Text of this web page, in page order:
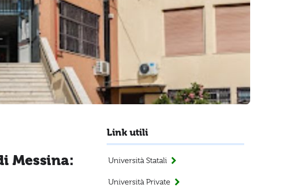
Messina:
Link utili
Università Statali
Università Private